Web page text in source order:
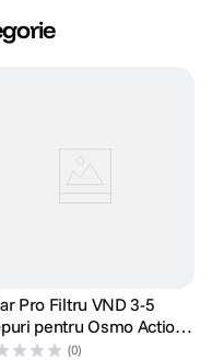
Pro Filtru VND 3-5
pentru Osmo Action
(0)